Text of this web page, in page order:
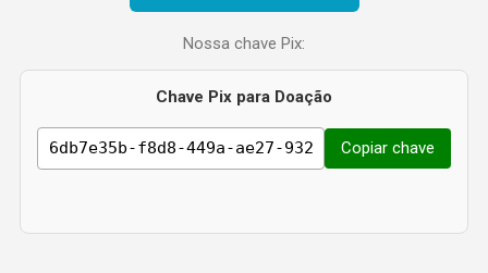
Nossa chave Pix:
Chave Pix para Doação
Copiar chave